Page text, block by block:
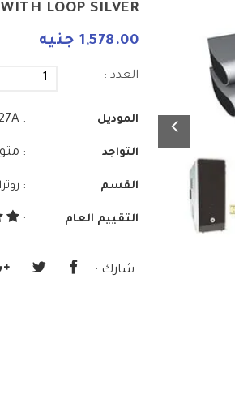
LOOP SILVER
1,578.00 جنيه
العدد :
الموديل : Z27A
التواجد :
القسم :
التقييم العام :
شارك :